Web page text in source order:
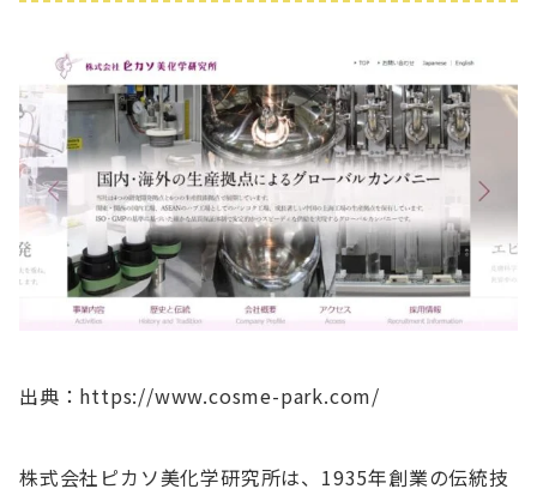
出典：https://www.cosme-park.com/
株式会社ピカソ美化学研究所は、1935年創業の伝統技